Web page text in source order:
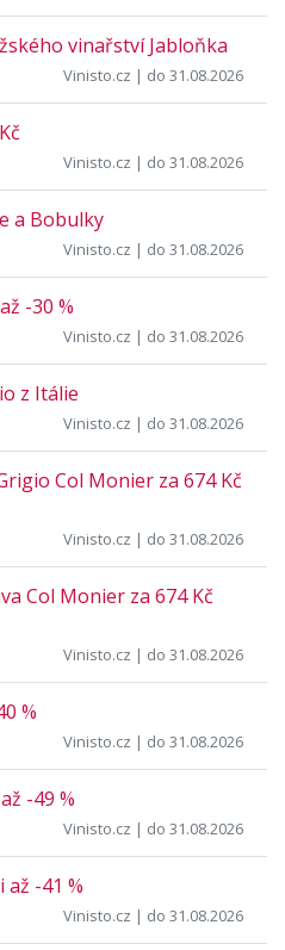
vinařství Jabloňka
Vinisto.cz | do 31.08.2026
Vinisto.cz | do 31.08.2026
a Bobulky
Vinisto.cz | do 31.08.2026
-30 %
Vinisto.cz | do 31.08.2026
z Itálie
Vinisto.cz | do 31.08.2026
Col Monier za 674 Kč
Vinisto.cz | do 31.08.2026
Col Monier za 674 Kč
Vinisto.cz | do 31.08.2026
%
Vinisto.cz | do 31.08.2026
-49 %
Vinisto.cz | do 31.08.2026
až -41 %
Vinisto.cz | do 31.08.2026